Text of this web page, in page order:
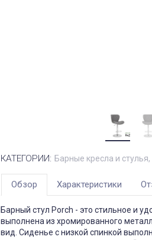
КАТЕГОРИИ: Барные кресла и стулья
Обзор Характеристики
Барный стул Porch - это стильное и
выполнена из хромированного
вид. Сиденье с низкой спинкой